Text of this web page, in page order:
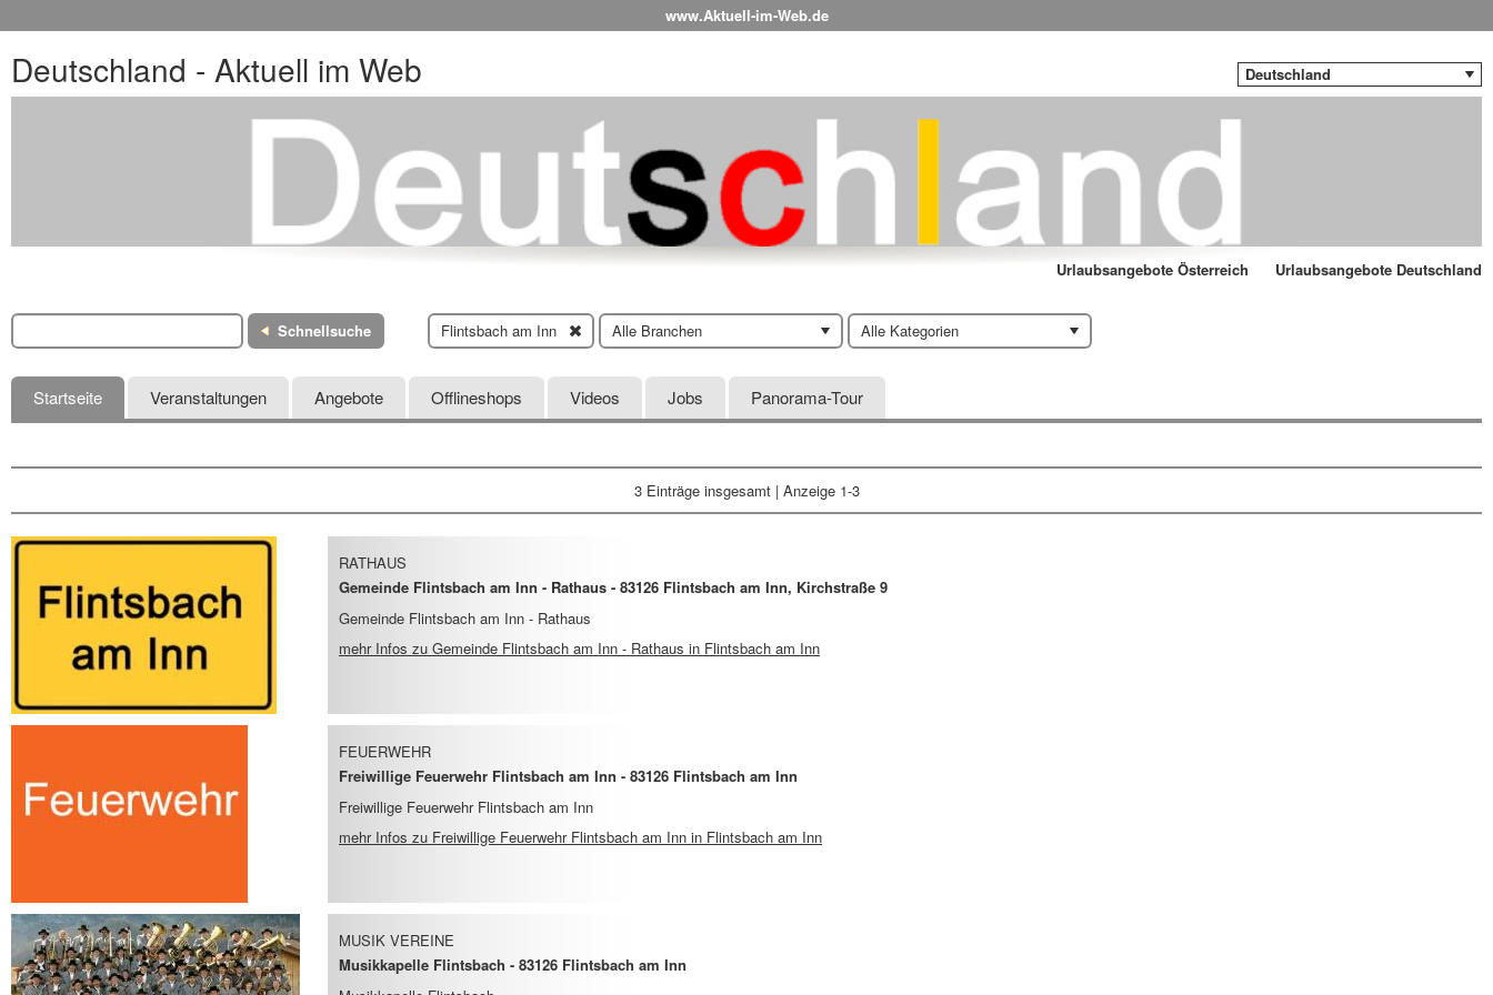
www.Aktuell-im-Web.de
Deutschland - Aktuell im Web Deutschland
Urlaubsangebote Österreich Urlaubsangebote Deutschland
Schnellsuche Flintsbach am Inn Alle Branchen Alle Kategorien
Startseite Veranstaltungen Angebote Offlineshops Videos Jobs Panorama-Tour
3 Einträgeinsgesamt | Anzeige 1-3
RATHAUS
Gemeinde Flintsbach am Inn - Rathaus - 83126 Flintsbach am Inn, Kirchstraße 9
Gemeinde Flintsbach am Inn - Rathaus
mehr Infos zu Gemeinde Flintsbach am Inn - Rathaus in Flintsbach am Inn
FEUERWEHR
Freiwillige Feuerwehr Flintsbach am Inn - 83126 Flintsbach am Inn
Freiwillige Feuerwehr Flintsbach am Inn
mehr Infos zu Freiwillige Feuerwehr Flintsbach am Inn in Flintsbach am Inn
MUSIK VEREINE
Musikkapelle Flintsbach - 83126 Flintsbach am Inn